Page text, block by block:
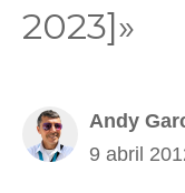
2023]»
Andy
9 abril